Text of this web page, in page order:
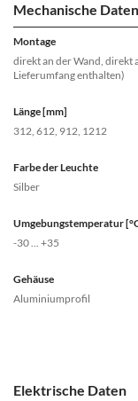
Mechanische Daten
Montage
direkt an der Wand, direkt
Lieferumfang enthalten)
Länge [mm]
312, 612, 912, 1212
Farbe der Leuchte
Silber
Umgebungstemperatur
-30 ... +35
Gehäuse
Aluminiumprofil
Elektrische Daten